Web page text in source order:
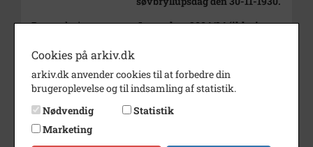
Bemærkning
Journal nr. 2004/34 (ikke i
Kasserer i Herstedernes og
Omegns husmandsforening.
Årstal
1930
Dateringsnote
Cookies på arkiv.dk
arkiv.dk anvender cookies til at forbedre din
brugeroplevelse og til indsamling af statistik.
Nødvendig
Statistik
Marketing